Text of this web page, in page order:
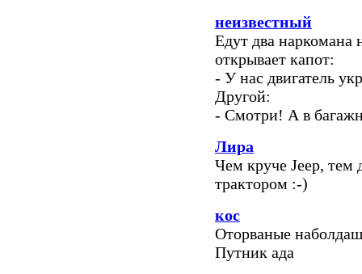
неизвестный
Едут два
открывает капот:
- У нас двигатель
Другой:
- Смотри! А в
Лира
Чем круче Jeep, тем
трактором :-)
кос
Оторваные
Путник ада